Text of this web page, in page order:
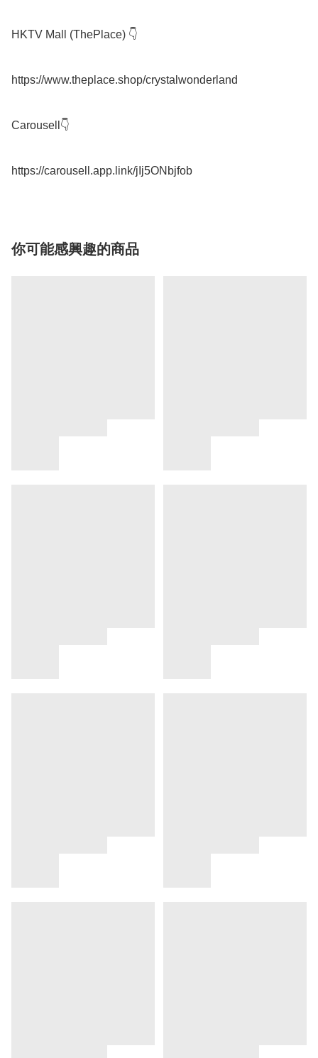
HKTV Mall (ThePlace) 👇
https://www.theplace.shop/crystalwonderland
Carousell👇
你可能感興趣的商品